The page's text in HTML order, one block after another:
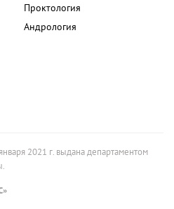
Проктология
Андрология
2021 г. выдана департаментом